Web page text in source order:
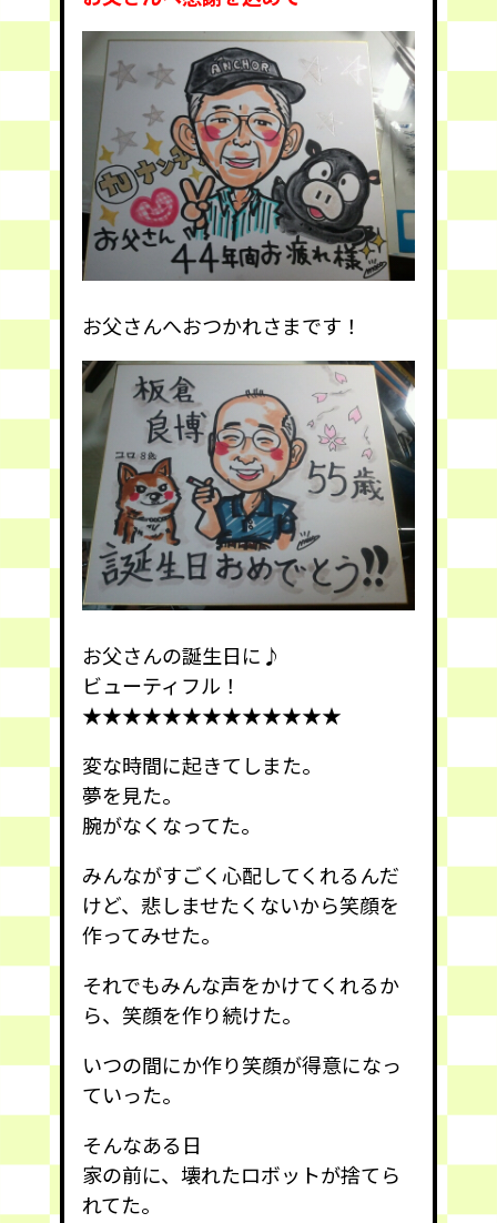
お父さんへおつかれさまです！
お父さんの誕生日に♪
ビューティフル！
★★★★★★★★★★★★★
変な時間に起きてしまた。
夢を見た。
腕がなくなってた。
みんながすごく心配してくれるんだ
けど、悲しませたくないから笑顔を
作ってみせた。
それでもみんな声をかけてくれるか
ら、笑顔を作り続けた。
いつの間にか作り笑顔が得意になっ
ていった。
そんなある日
家の前に、壊れたロボットが捨てら
れてた。